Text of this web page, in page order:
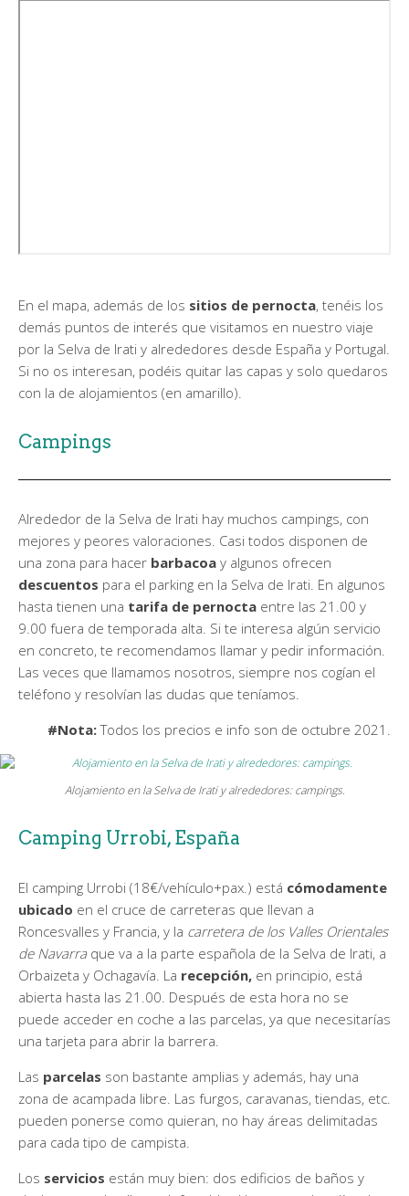
En el mapa, además de los sitios de pernocta, tenéis los
demás puntos de interés que visitamos en nuestro viaje
por la Selva de Irati y alrededores desde España y Portugal.
Si no os interesan, podéis quitar las capas y solo quedaros
con la de alojamientos (en amarillo).
Campings
Alrededor de la Selva de Irati hay muchos campings, con
mejores y peores valoraciones. Casi todos disponen de
una zona para hacer barbacoa y algunos ofrecen
descuentos para el parking en la Selva de Irati. En algunos
hasta tienen una tarifa de pernocta entre las 21.00 y
9.00 fuera de temporada alta. Si te interesa algún servicio
en concreto, te recomendamos llamar y pedir información.
Las veces que llamamos nosotros, siempre nos cogían el
teléfono y resolvían las dudas que teníamos.
#Nota:Todos los precios e info son de octubre 2021.
Alojamiento en la Selva de Irati y alrededores: campings.
Camping Urrobi, España
El camping Urrobi (18€/vehículo+pax.) está cómodamente
ubicado en el cruce de carreteras que llevan a
Roncesvalles y Francia, y la carretera de los Valles Orientales
de Navarraque va a la parte española de la Selva de Irati, a
Orbaizeta y Ochagavía. La recepción, en principio, está
abierta hasta las 21.00. Después de esta hora no se
puede acceder en coche a las parcelas, ya que necesitarías
una tarjeta para abrir la barrera.
Las parcelas son bastante amplias y además, hay una
zona de acampada libre. Las furgos, caravanas, tiendas, etc.
pueden ponerse como quieran, no hay áreas delimitadas
para cada tipo de campista.
Los servicios están muy bien: dos edificios de baños y